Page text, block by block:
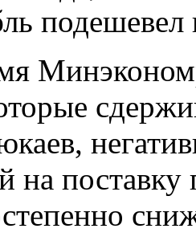
подешевел
на поставку